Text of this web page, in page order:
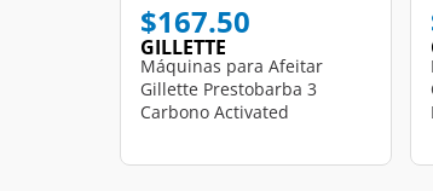
$167.50
GILLETTE
Máquinas para Afeitar
Gillette Prestobarba 3
Carbono Activated